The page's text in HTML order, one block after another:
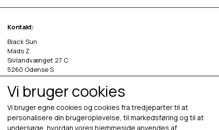
Kontakt:
Black Sun
Mads Z
Sivlandvænget 27 C
5260 Odense S
Denmark
Phone: +45 69 13 27 00
cvr. 36535458
Vi bruger cookies
Vi bruger egne cookies og cookies fra tredjeparter til at
personalisere din brugeroplevelse, til markedsføring og til at
undersøge, hvordan vores hjemmeside anvendes af